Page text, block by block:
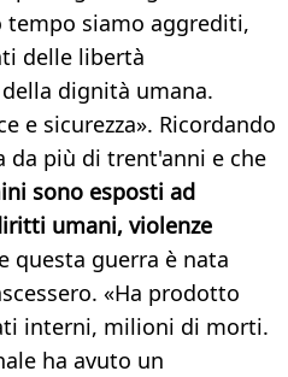
siamo aggrediti,
delle libertà
dignità umana.
e sicurezza». Ricordando
da più di trent'anni e che
sono esposti ad
umani, violenze
questa guerra è nata
«Ha prodotto
interni, milioni di morti.
ha avuto un